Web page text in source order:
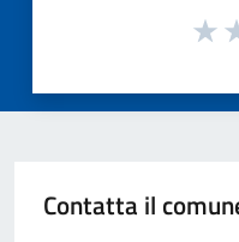
Contatta il